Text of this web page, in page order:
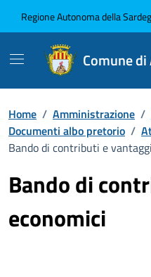
Regione Autonoma della
Comune
Home / Amministrazione /
Documenti albo pretorio /
Bando di contributi e
Bando di
economici